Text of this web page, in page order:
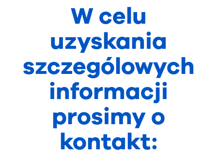
W celu
uzyskania
szczególowych
informacji
prosimy o
kontakt: